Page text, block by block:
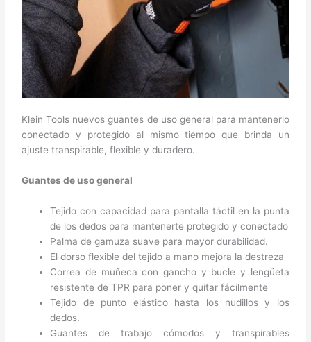
Klein Tools nuevos guantes de uso general para mantenerlo
conectado y protegido al mismo tiempo que brinda un
ajuste transpirable, flexible y duradero.
Guantes de uso general
Tejido con capacidad para pantalla táctil en la punta
de los dedos para mantenerte protegido y conectado
Palma de gamuza suave para mayor durabilidad.
El dorso flexible del tejido a mano mejora la destreza
Correa de muñeca con gancho y bucle y lengüeta
resistente de TPR para poner y quitar fácilmente
Tejido de punto elástico hasta los nudillos y los
dedos.
Guantes de trabajo cómodos y transpirables